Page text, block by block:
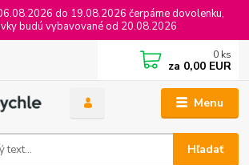
do 19.08.2026 čerpáme dovolenku,
budú vybavované od 20.08.2026
Menu
Hľadať
0 ks
za 0,00 EUR